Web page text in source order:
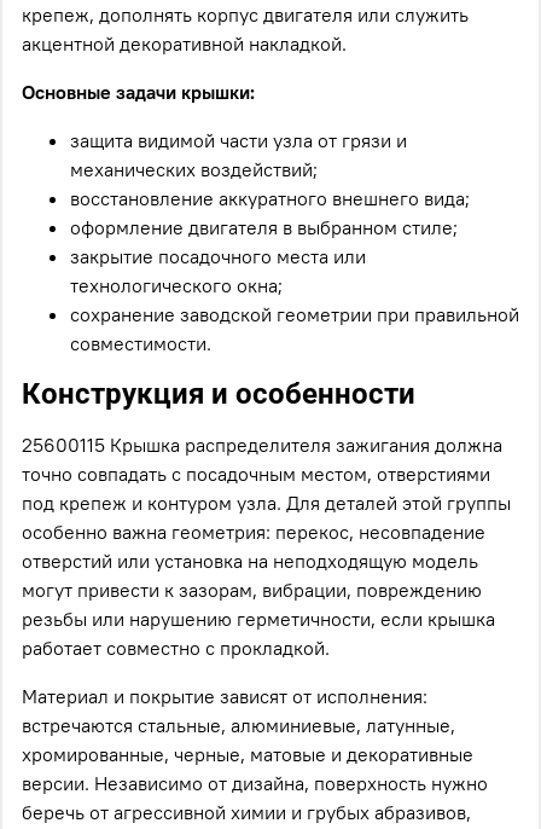
крепеж, дополнять корпус двигателя или служить
акцентной декоративной накладкой.
Основные задачи крышки:
защита видимой части узла от грязи и
механических воздействий;
восстановление аккуратного внешнего вида;
оформление двигателя в выбранном стиле;
закрытие посадочного места или
технологического окна;
сохранение заводской геометрии при правильной
совместимости.
Конструкция и особенности
25600115 Крышка распределителя зажигания должна
точно совпадать с посадочным местом, отверстиями
под крепеж и контуром узла. Для деталей этой группы
особенно важна геометрия: перекос, несовпадение
отверстий или установка на неподходящую модель
могут привести к зазорам, вибрации, повреждению
резьбы или нарушению герметичности, если крышка
работает совместно с прокладкой.
Материал и покрытие зависят от исполнения:
встречаются стальные, алюминиевые, латунные,
хромированные, черные, матовые и декоративные
версии. Независимо от дизайна, поверхность нужно
беречь от агрессивной химии и грубых абразивов,